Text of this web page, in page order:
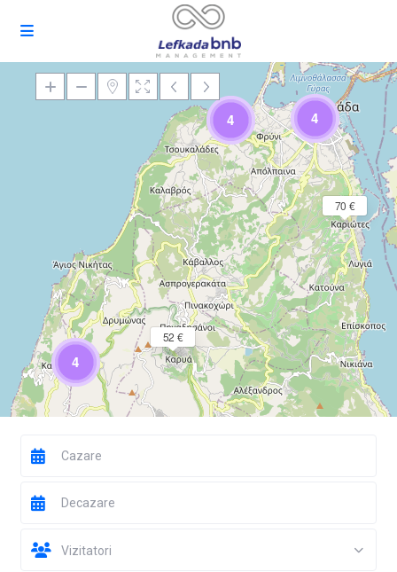
Încărcare Hartă
70 €
4
4
52 €
4
Vizitatori